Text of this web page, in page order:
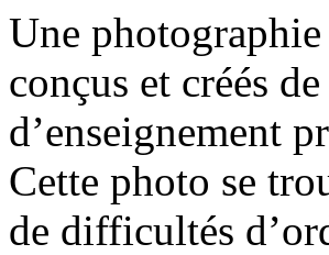
Une
conçus et créés
d’enseignement
Cette photo se
de difficultés